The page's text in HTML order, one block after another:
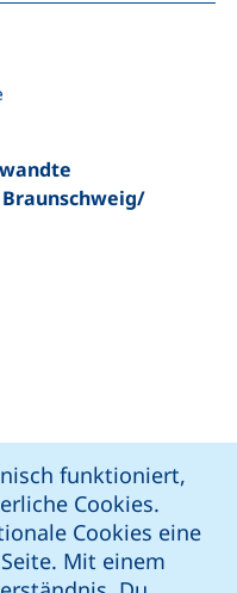
funktioniert,
Cookies.
Cookies eine
Mit einem
neues Fenster)
Telefonanruf, wenn Ihr
Mail-Programm)
Link, öffnet neues
Link, öffnet
Seite (externer Link,
Seite (externer